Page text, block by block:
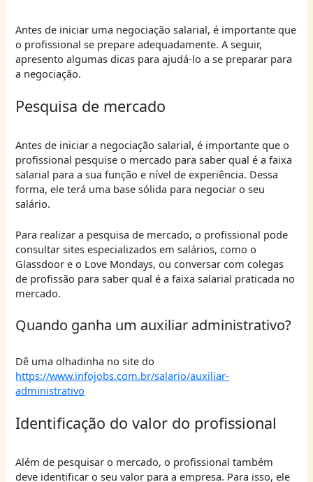
Antes de iniciar uma negociação salarial, é importante que
o profissional se prepare adequadamente. A seguir,
apresento algumas dicas para ajudá-lo a se preparar para
a negociação.
Pesquisa de mercado
Antes de iniciar a negociação salarial, é importante que o
profissional pesquise o mercado para saber qual é a faixa
salarial para a sua função e nível de experiência. Dessa
forma, ele terá uma base sólida para negociar o seu
salário.
Para realizar a pesquisa de mercado, o profissional pode
consultar sites especializados em salários, como o
Glassdoor e o Love Mondays, ou conversar com colegas
de profissão para saber qual é a faixa salarial praticada no
mercado.
Quando ganha um auxiliar administrativo?
Dê uma olhadinha no site do
https://www.infojobs.com.br/salario/auxiliar-
administrativo
Identificação do valor do profissional
Além de pesquisar o mercado, o profissional também
deve identificar o seu valor para a empresa. Para isso, ele